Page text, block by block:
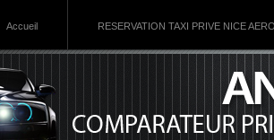
Accueil RESERVATION TAXI PRIVE NICE